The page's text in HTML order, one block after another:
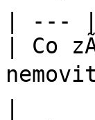
| ---
| Co